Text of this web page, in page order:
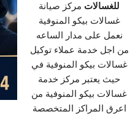
للغسالات مركز صيانة
غسالات بيكو المنوفية
نعمل على مدار الساعه
من اجل خدمة عملاء توكيل
غسالات بيكو المنوفية في
حيث يعتبر مركز خدمة
غسالات بيكو المنوفية من
اعرق المراكز المتخصصة